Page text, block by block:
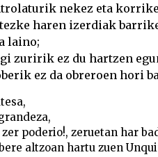
nekez eta
haren izerdiak
laino;
zuririk ez du hartzen
ez da obreroen hori
poderio!, zeruetan har
altzoan hartu zuen